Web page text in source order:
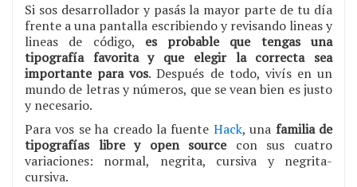
Si sos desarrollador y pasás la mayor parte de tu día
frente a una pantalla escribiendo y revisando lineas y
lineas de código, es probable que tengas una
tipografía favorita y que elegir la correcta sea
importante para vos. Después de todo, vivís en un
mundo de letras y números, que se vean bien es justo
y necesario.
Para vos se ha creado la fuente Hack, una familia de
tipografías libre y open sourcecon sus cuatro
variaciones: normal, negrita, cursiva y negrita-
cursiva.